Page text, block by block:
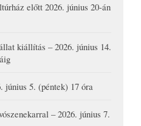
előtt 2026. június 20-án
kiállítás – 2026. június 14.
június 5. (péntek) 17 óra
– 2026. június 7.